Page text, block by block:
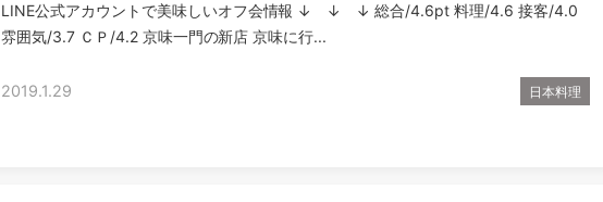
LINE公式アカウントで美味しいオフ会情報 ↓ ↓ ↓ 総合/4.6pt 料理/4.6 接客/4.0
雰囲気/3.7 ＣＰ/4.2 京味一門の新店 京味に行...
2019.1.29 日本料理